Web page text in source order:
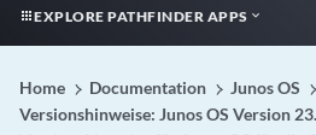
EXPLORE PATHFINDER APPS
Home Documentation
Junos OS
Versionshinweise: Junos OS Version